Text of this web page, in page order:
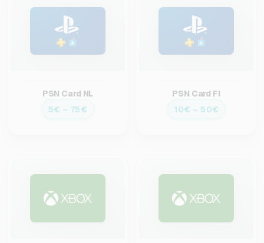
PSN Card NL
5€ – 75€
PSN Card FI
10€ – 50€